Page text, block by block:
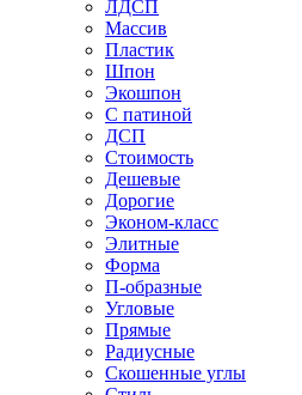
ЛДСП
Массив
Пластик
Шпон
Экошпон
С патиной
ДСП
Стоимость
Дешевые
Дорогие
Эконом-класс
Элитные
Форма
П-образные
Угловые
Прямые
Радиусные
Скошенные углы